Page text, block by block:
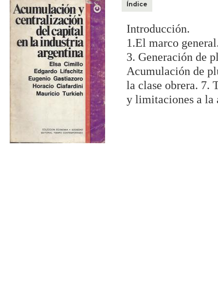
Índice
Introducción.
1.El marco
3. Generación de
Acumulación de
la clase obrera. 7.
y limitaciones a la